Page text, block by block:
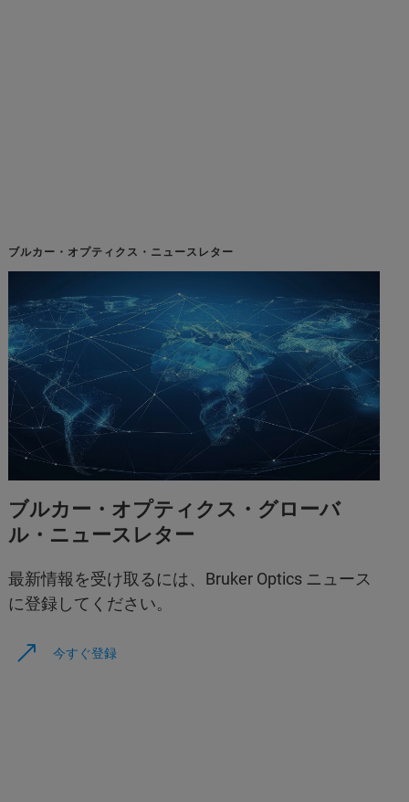
ブルカー・オプティクス・ニュースレター
ブルカー・オプティクス・グローバ
ル・ニュースレター
最新情報を受け取るには、Bruker Optics ニュース
に登録してください。
今すぐ登録